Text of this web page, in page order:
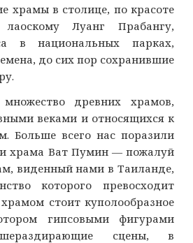
храмы в столице, по красоте
Луанг Прабангу,
в национальных парках,
до сих пор сохранившие
древних храмов,
веками и относящихся к
Больше всего нас поразили
храма Ват Пумин — пожалуй
виденный нами в Таиланде,
которого превосходит
стоит куполообразное
гипсовыми фигурами
сцены, в